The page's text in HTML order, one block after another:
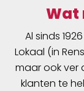
Wat
Al sinds
Lokaal (in
maar ook ver
klanten te